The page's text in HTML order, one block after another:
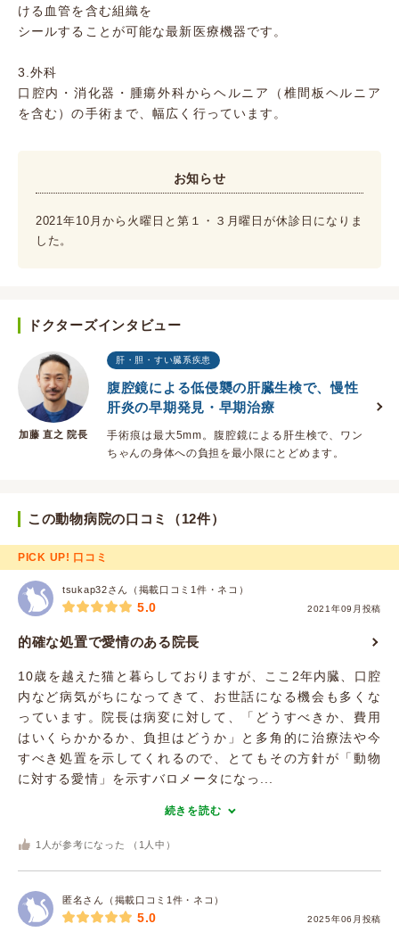
ける血管を含む組織を
シールすることが可能な最新医療機器です。
3.外科
口腔内・消化器・腫瘍外科からヘルニア（椎間板ヘルニア
を含む）の手術まで、幅広く行っています。
お知らせ
2021年10月から火曜日と第１・３月曜日が休診日になりま
した。
ドクターズインタビュー
加藤 直之 院長
肝・胆・すい臓系疾患
腹腔鏡による低侵襲の肝臓生検で、慢性
肝炎の早期発見・早期治療
手術痕は最大5mm。腹腔鏡による肝生検で、ワン
ちゃんの身体への負担を最小限にとどめます。
この動物病院の口コミ（12件）
PICK UP! 口コミ
tsukap32さん（掲載口コミ1件・ネコ）
2021年09月投稿
5.0
的確な処置で愛情のある院長
10歳を越えた猫と暮らしておりますが、ここ2年内臓、口腔
内など病気がちになってきて、お世話になる機会も多くな
っています。院長は病変に対して、「どうすべきか、費用
はいくらかかるか、負担はどうか」と多角的に治療法や今
すべき処置を示してくれるので、とてもその方針が「動物
に対する愛情」を示すバロメータになっ...
続きを読む
1 人が参考になった （ 1 人中）
匿名さん（掲載口コミ1件・ネコ）
2025年06月投稿
5.0